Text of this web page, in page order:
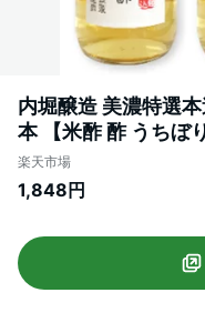
内堀醸造 美濃特選
本 【米酢 酢 うちぼ
楽天市場
1,848円